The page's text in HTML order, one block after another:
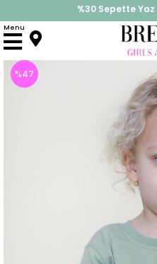
%30 Sepette
İndirimlere ek %10
Menu
Anasayfa Üst Giyim
%47